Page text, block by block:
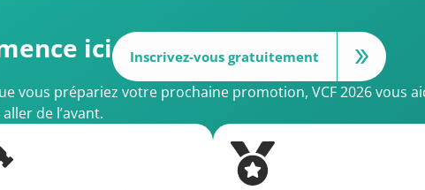
ici Inscrivez-vous gratuitement
vous prépariez votre prochaine promotion, VCF 2026 vous
de l’avant.